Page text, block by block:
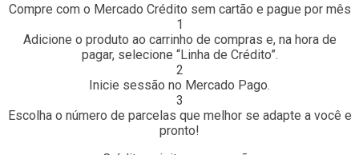
Compre com o Mercado Crédito sem cartão e pague por mês
1
Adicione o produto ao carrinho de compras e, na hora de
pagar, selecione “Linha de Crédito”.
2
Inicie sessão no Mercado Pago.
3
Escolha o número de parcelas que melhor se adapte a você e
pronto!